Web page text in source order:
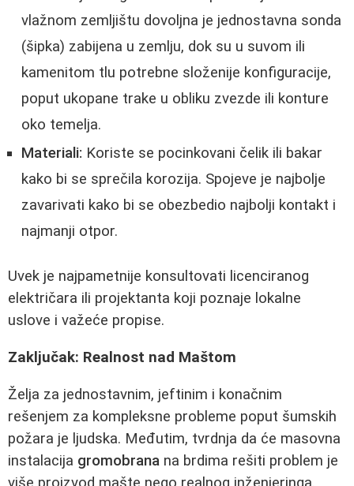
vlažnom zemljištu dovoljna je jednostavna sonda
(šipka) zabijena u zemlju, dok su u suvom ili
kamenitom tlu potrebne složenije konfiguracije,
poput ukopane trake u obliku zvezde ili konture
oko temelja.
Materiali: Koriste se pocinkovani čelik ili bakar
kako bi se sprečila korozija. Spojeve je najbolje
zavarivati kako bi se obezbedio najbolji kontakt i
najmanji otpor.
Uvek je najpametnije konsultovati licenciranog
električara ili projektanta koji poznaje lokalne
uslove i važeće propise.
Zaključak: Realnost nad Maštom
Želja za jednostavnim, jeftinim i konačnim
rešenjem za kompleksne probleme poput šumskih
požara je ljudska. Međutim, tvrdnja da će masovna
instalacija gromobrana na brdima rešiti problem je
više proizvod mašte nego realnog inženjeringa.